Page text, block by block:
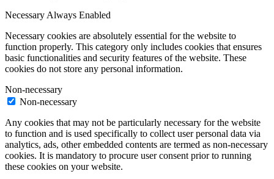
Necessary Always Enabled
Necessary cookies are absolutely essential for the website to
function properly. This category only includes cookies that ensures
basic functionalities and security features of the website. These
cookies do not store any personal information.
Non-necessary
Non-necessary
Any cookies that may not be particularly necessary for the website
to function and is used specifically to collect user personal data via
analytics, ads, other embedded contents are termed as non-necessary
cookies. It is mandatory to procure user consent prior to running
these cookies on your website.